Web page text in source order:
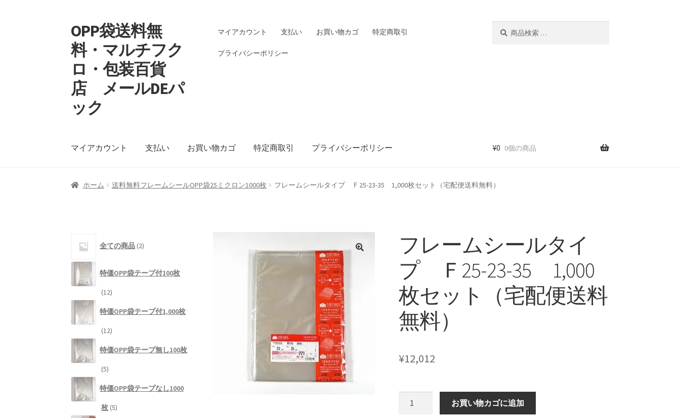
ナ
ビ
ゲ
ー
シ
ョ
ン
へ
ッ
コ
ン
テ
ン
ツ
へ
ス
キ
OPP袋送料無
料・マルチフク
ロ・包装百貨
店 メールDEパ
ック
マイアカウント 支払い お買い物カゴ 特定商取引
プライバシーポリシー
マイアカウント 支払い お買い物カゴ 特定商取引 プライバシーポリシー ¥0 0個の商品
ホーム 送料無料フレームシールOPP袋25ミクロン1000枚 フレームシールタイプ Ｆ25-23-35 1,000枚セット（宅配便送料無料）
フレームシールタイ
プ Ｆ25-23-35 1,000
枚セット（宅配便送料
無料）
¥12,012
お買い物カゴに追加
全ての商品 2個
商
特価OPP袋テープ付100枚
1212
の
品
特価OPP袋テープ付1,000枚
1212
の
特価OPP袋テープ無し100枚
55
の
品
特価OPP袋テープなし1000
枚 55